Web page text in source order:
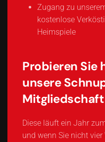
Zugang zu
kostenlose
Heimspiele
Probieren Sie
unsere
Mitgliedschaft
Diese läuft ein Jahr
und wenn Sie nicht